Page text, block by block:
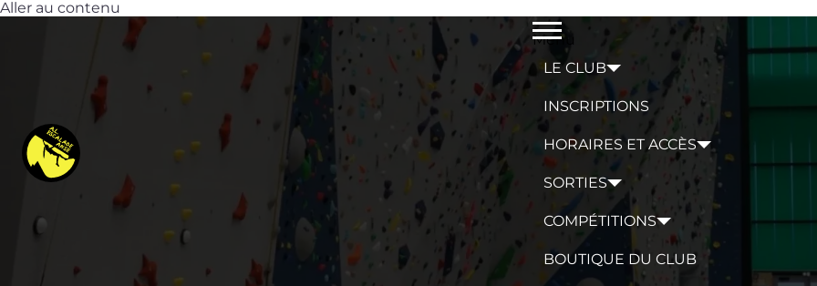
Aller au contenu
Menu
LE CLUB
INSCRIPTIONS
HORAIRES ET ACCÈS
SORTIES
COMPÉTITIONS
BOUTIQUE DU CLUB